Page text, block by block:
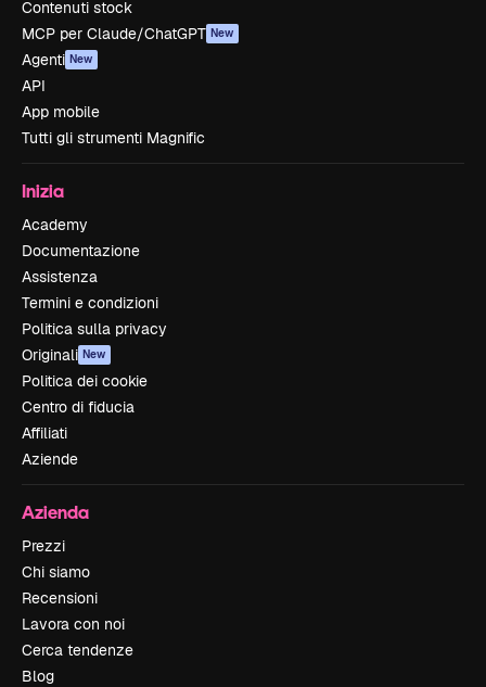
Contenuti stock
MCP per Claude/ChatGPT New
Agenti New
API
App mobile
Tutti gli strumenti Magnific
Inizia
Academy
Documentazione
Assistenza
Termini e condizioni
Politica sulla privacy
Originali New
Politica dei cookie
Centro di fiducia
Affiliati
Aziende
Azienda
Prezzi
Chi siamo
Recensioni
Lavora con noi
Cerca tendenze
Blog